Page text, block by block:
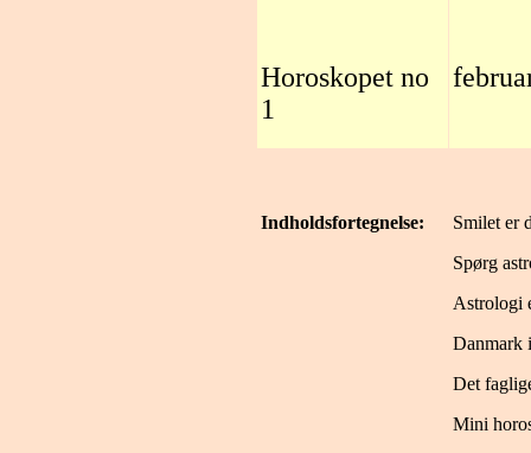
Horoskopet no
1
Indholdsfortegnelse:
Smilet er
Spørg
Astrologi
Danmark
Det
Mini